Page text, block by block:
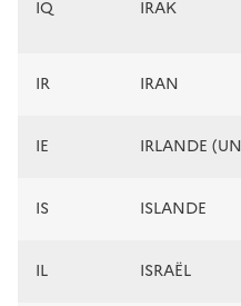
IQ IRAK
IR IRAN
IE IRLANDE
IS ISLANDE
IL ISRAËL